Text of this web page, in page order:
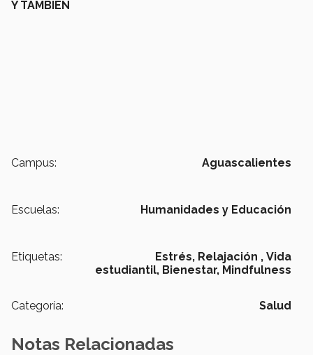
Y TAMBIÉN
Campus: Aguascalientes
Escuelas: Humanidades y Educación
Etiquetas: Estrés, Relajación , Vida
estudiantil, Bienestar, Mindfulness
Categoría: Salud
Notas Relacionadas